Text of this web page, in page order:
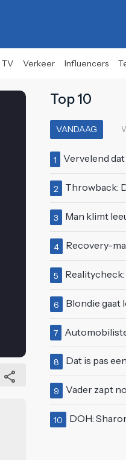
TV Verkeer Influencers
Top 10
VANDAAG
1 Vervelend
2 Throwback: De bekende
3 Man klimt
4 Recovery-machine
5 Realitycheck:
6 Blondie gaat
7 Automobilisten
8 Dat is pas
9 Vader zapt nooit meer
10 DOH: Sharon en